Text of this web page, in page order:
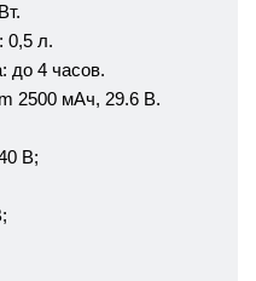
0,5 л.
до 4 часов.
2500 мАч, 29.6 В.
В;